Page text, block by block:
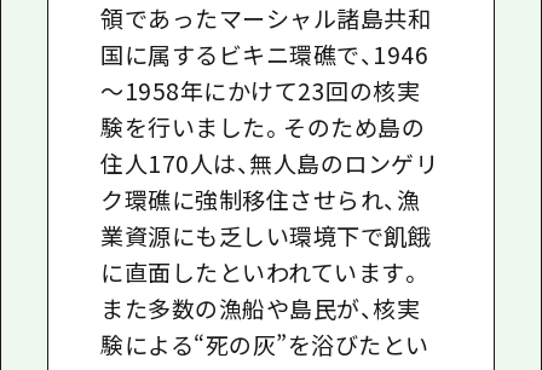
領であったマーシャル諸島共和
国に属するビキニ環礁で、1946
～1958年にかけて23回の核実
験を行いました。そのため島の
住人170人は、無人島のロンゲリ
ク環礁に強制移住させられ、漁
業資源にも乏しい環境下で飢餓
に直面したといわれています。
また多数の漁船や島民が、核実
験による“死の灰”を浴びたとい